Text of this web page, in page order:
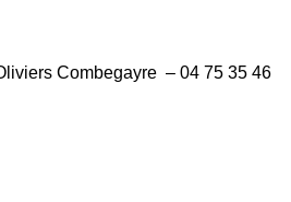
Combegayre – 04 75 35 46